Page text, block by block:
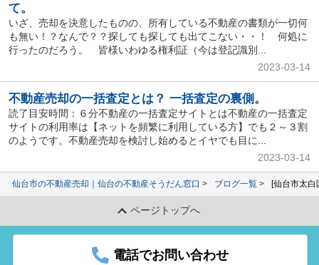
て。
いざ、売却を決意したものの、所有している不動産の書類が一切何
も無い！？なんで？？探しても探しても出てこない・・！ 何処に
行ったのだろう。 皆様いわゆる権利証（今は登記識別...
2023-03-14
不動産売却の一括査定とは？ 一括査定の裏側。
読了目安時間：６分不動産の一括査定サイトとは不動産の一括査定
サイトの利用率は【ネットを頻繁に利用している方】でも２～３割
のようです。不動産売却を検討し始めるとイヤでも目に...
2023-03-14
仙台市の不動産売却｜仙台の不動産そうだん窓口 ブログ一覧 [仙台市太
ページトップへ
電話でお問い合わせ